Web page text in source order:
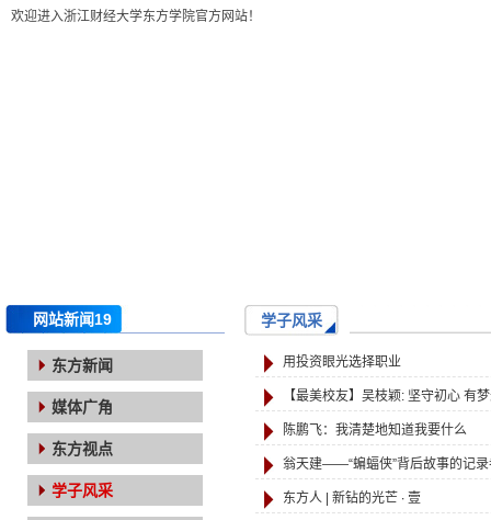
欢迎进入浙江财经大学东方学院官方网站！
网站新闻19
东方新闻
媒体广角
东方视点
学子风采
学子风采
用投资眼光选择职业
【最美校友】吴枝颖: 坚守初心 有
陈鹏飞：我清楚地知道我要什么
翁天建——“蝙蝠侠”背后故事的记录
东方人 | 新钻的光芒 ∙ 壹